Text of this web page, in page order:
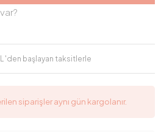
'den başlayan taksitlerle
siparişler aynı gün kargolanır.